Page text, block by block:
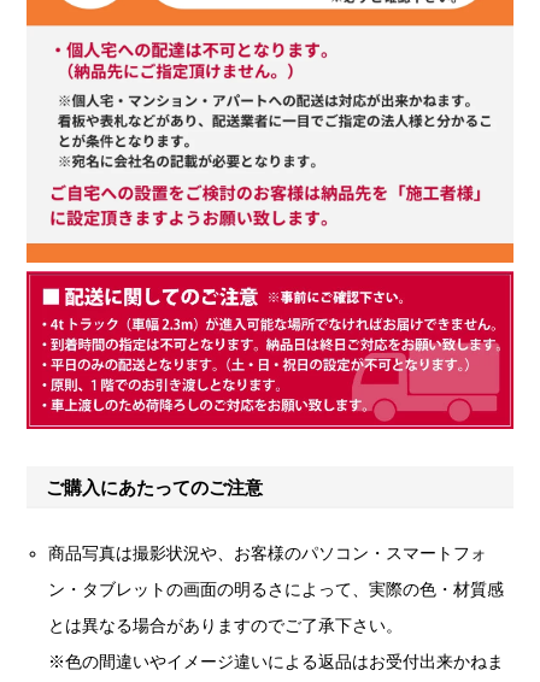
ご購入にあたってのご注意
商品写真は撮影状況や、お客様のパソコン・スマートフォ
ン・タブレットの画面の明るさによって、実際の色・材質感
とは異なる場合がありますのでご了承下さい。
※色の間違いやイメージ違いによる返品はお受付出来かねま